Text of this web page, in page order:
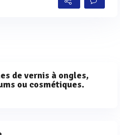
de vernis à ongles,
ou cosmétiques.